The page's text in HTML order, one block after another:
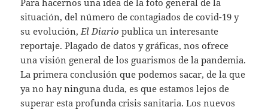
Para hacernos una idea de la foto general de la
situación, del número de contagiados de covid-19 y
su evolución,El Diariopublica un interesante
reportaje. Plagado de datos y gráficas, nos ofrece
una visión general de los guarismos de la pandemia.
La primera conclusión que podemos sacar, de la que
ya no hay ninguna duda, es que estamos lejos de
superar esta profunda crisis sanitaria. Los nuevos